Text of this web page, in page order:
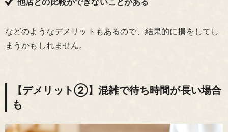
などのようなデメリットもあるので、結果的に損をしてし
まうかもしれません。
【デメリット②】混雑で待ち時間が長い場合
も